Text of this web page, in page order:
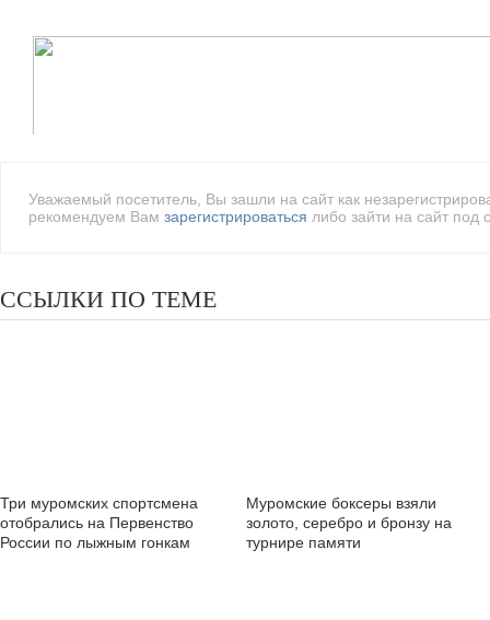
Уважаемый посетитель, Вы зашли на сайт как
рекомендуем Вам зарегистрироваться либо зайти на сайт
ССЫЛКИ ПО ТЕМЕ
Три муромских спортсмена
отобрались на Первенство
России по лыжным гонкам
Муромские боксеры взяли
золото, серебро и бронзу на
турнире памяти